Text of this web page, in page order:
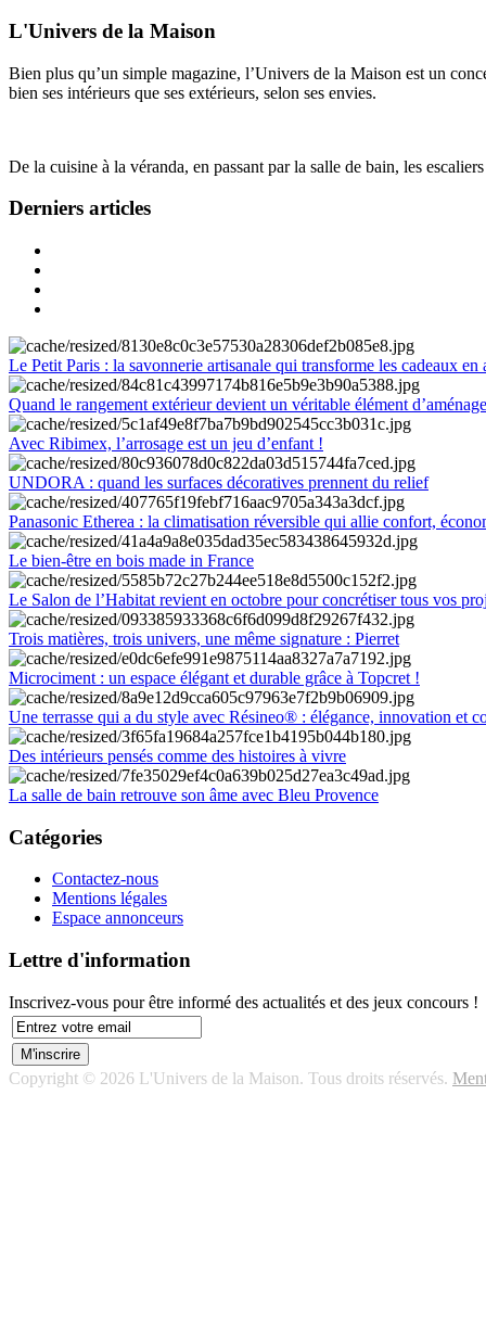
L'Univers de la Maison
Bien plus qu’un simple magazine, l’Univers de la Maison est un
bien ses intérieurs que ses extérieurs, selon ses envies.
De la cuisine à la véranda, en passant par la salle de bain, les
Derniers articles
Le Petit Paris : la savonnerie artisanale qui transforme les cadeaux en
Quand le rangement extérieur devient un véritable élément
Avec Ribimex, l’arrosage est un jeu d’enfant !
UNDORA : quand les surfaces décoratives prennent du relief
Panasonic Etherea : la climatisation réversible qui allie confort,
Le bien-être en bois made in France
Le Salon de l’Habitat revient en octobre pour concrétiser tous vos
Trois matières, trois univers, une même signature : Pierret
Microciment : un espace élégant et durable grâce à Topcret !
Une terrasse qui a du style avec Résineo® : élégance, innovation et
Des intérieurs pensés comme des histoires à vivre
La salle de bain retrouve son âme avec Bleu Provence
Catégories
Contactez-nous
Mentions légales
Espace annonceurs
Lettre d'information
Inscrivez-vous pour être informé des actualités et des jeux concours !
Copyright © 2026 L'Univers de la Maison. Tous droits réservés.